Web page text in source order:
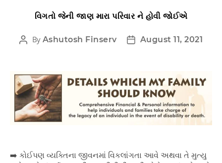
વિગતો જેની જાણ મારા પરિવાર ને હોવી જોઈએ
By Ashutosh Finserv August 11, 2021
➡️ કોઈપણ વ્યક્તિના જીવનમાં વિકલાંગતા આવે અથવા તે મુત્યુ